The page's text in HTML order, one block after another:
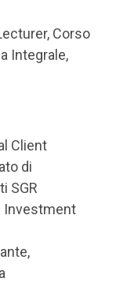
Corso
Integrale,
Client
di
SGR
Investment